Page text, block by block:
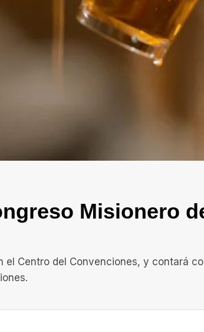
Misionero
Centro del Convenciones, y contará